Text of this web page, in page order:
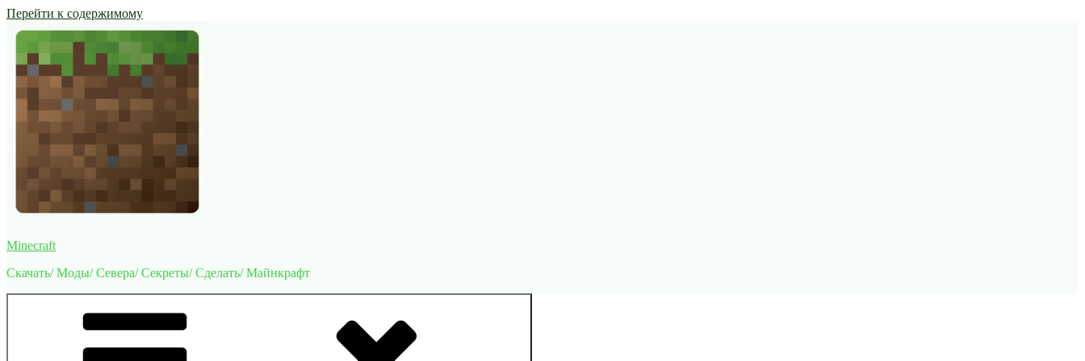
Перейти к содержимому
Minecraft
Скачать/ Моды/ Севера/ Секреты/ Сделать/ Майнкрафт